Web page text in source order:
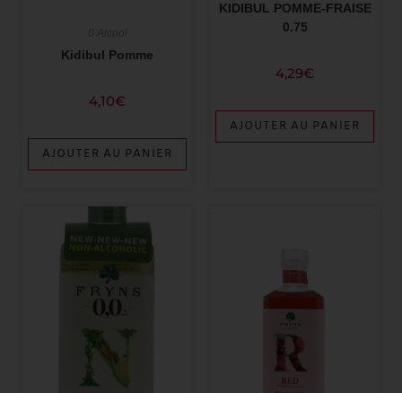
Kidibul Pomme
4,10€
AJOUTER AU PANIER
KIDIBUL POMME-FRAISE
0.75
4,29€
AJOUTER AU PANIER